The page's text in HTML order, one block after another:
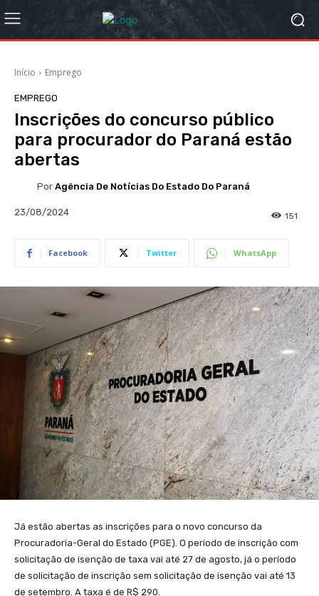
Início Emprego
EMPREGO
Inscrições do concurso público
para procurador do Paraná estão
abertas
Por Agência De Notícias Do Estado Do Paraná
23/08/2024 151
Facebook Twitter WhatsApp
Já estão abertas as inscrições para o novo concurso da
Procuradoria-Geral do Estado (PGE). O período de inscrição com
solicitação de isenção de taxa vai até 27 de agosto, já o período
de solicitação de inscrição sem solicitação de isenção vai até 13
de setembro. A taxa é de R$ 290.